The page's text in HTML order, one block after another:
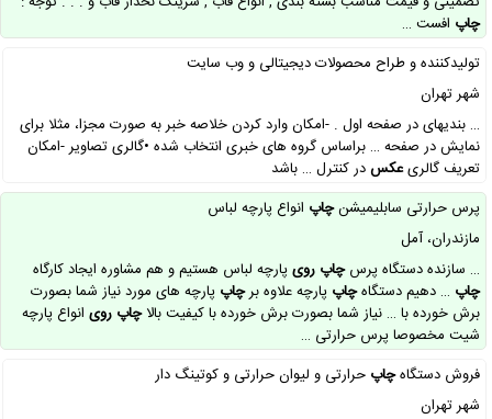
چاپافست …
تولیدکننده و طراح محصولات دیجیتالی و وب سایت
شهر تهران
… بندیهای در صفحه اول . -امکان وارد کردن خلاصه خبر به صورت مجزا، مثلا برای
نمایش در صفحه … براساس گروه های خبری انتخاب شده •گالری تصاویر -امکان
تعریف گالریعکسدر کنترل … باشد
پرس حرارتی سابلیمیشنچاپانواع پارچه لباس
مازندران، آمل
… سازنده دستگاه پرسچاپ رویپارچه لباس هستیم و هم مشاوره ایجاد کارگاه
چاپ… دهیم دستگاهچاپپارچه علاوه برچاپپارچه های مورد نیاز شما بصورت
برش خورده با … نیاز شما بصورت برش خورده با کیفیت بالاچاپ رویانواع پارچه
شیت مخصوصا پرس حرارتی …
فروش دستگاهچاپحرارتی و لیوان حرارتی و کوتینگ دار
شهر تهران